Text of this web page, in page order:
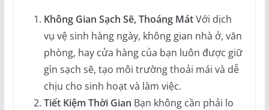
Không Gian Sạch Sẽ, Thoáng MátVới dịch
vụ vệ sinh hàng ngày, không gian nhà ở, văn
phòng, hay cửa hàng của bạn luôn được giữ
gìn sạch sẽ, tạo môi trường thoải mái và dễ
chịu cho sinh hoạt và làm việc.
Tiết Kiệm Thời Gian Bạn không cần phải lo